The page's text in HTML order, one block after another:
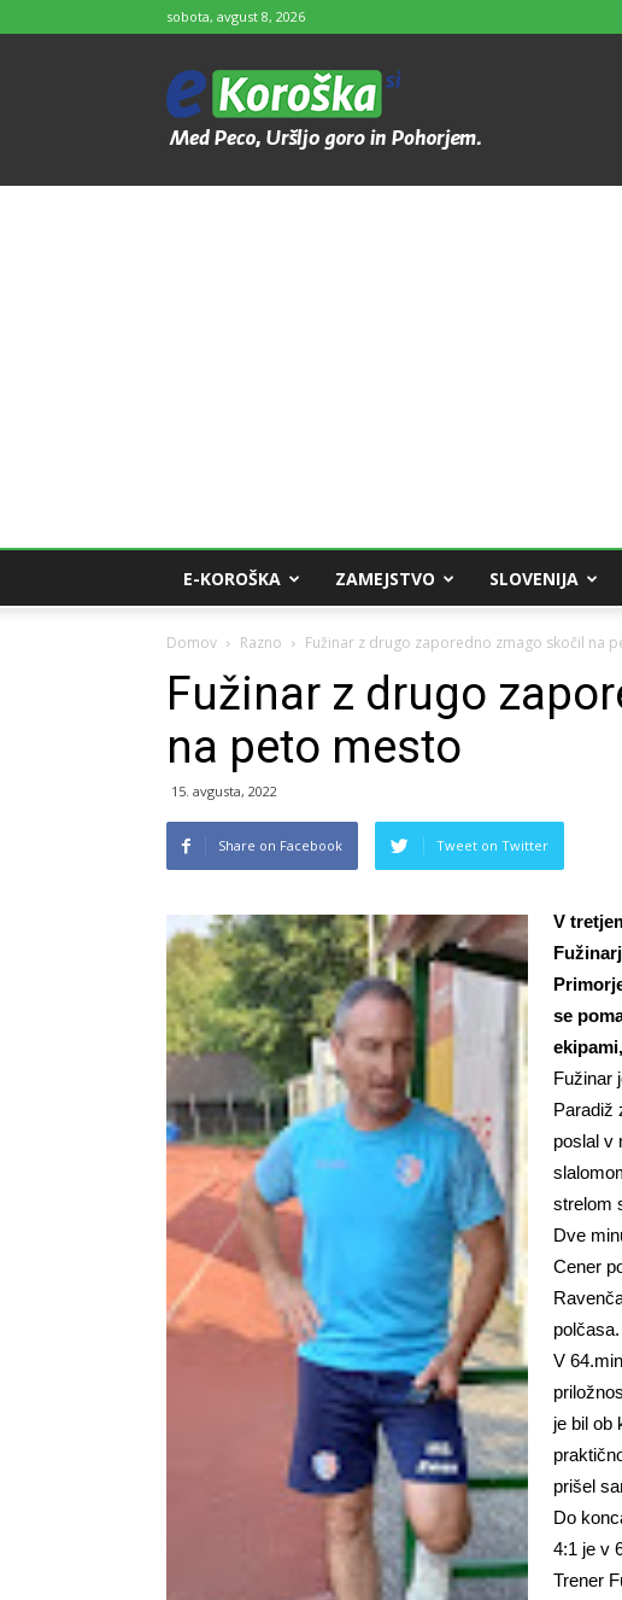
sobota, avgust 8, 2026
e-
Koroška
E-KOROŠKA ZAMEJSTVO SLOVENIJA
Domov Razno Fužinar z drugo zaporedno zmago skočil na
Fužinar z drugo
na peto mesto
15. avgusta, 2022
Share on Facebook Tweet on Twitter
V
se
Fužinar
Paradiž
poslal v
strelom
Dve
Cener
polčasa.
V
je bil ob
prišel
Do
4:1 je v
Trener